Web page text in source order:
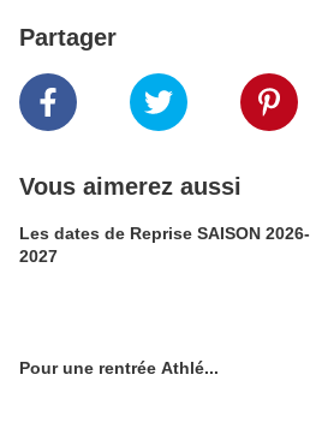
Partager
Vous aimerez aussi
Les dates de Reprise SAISON 2026-
2027
Pour une rentrée Athlé...